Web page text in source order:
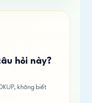
hỏi này?
không biết